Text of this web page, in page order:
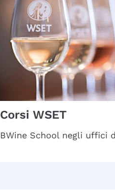
Corsi WSET
BWine School negli uffici